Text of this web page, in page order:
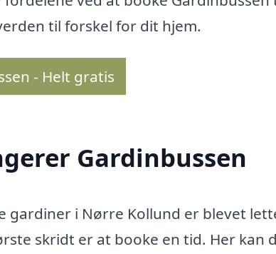
til forskel for dit hjem.
- Helt gratis
Gardinbussen
gardiner i Nørre Kollund er blevet
skridt er at booke en tid. Her